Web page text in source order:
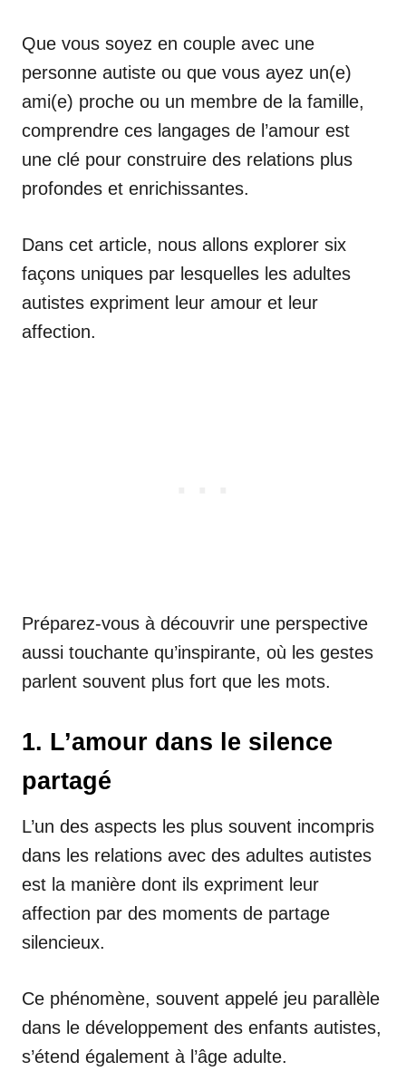
Que vous soyez en couple avec une
personne autiste ou que vous ayez un(e)
ami(e) proche ou un membre de la famille,
comprendre ces langages de l’amour est
une clé pour construire des relations plus
profondes et enrichissantes.
Dans cet article, nous allons explorer six
façons uniques par lesquelles les adultes
autistes expriment leur amour et leur
affection.
Préparez-vous à découvrir une perspective
aussi touchante qu’inspirante, où les gestes
parlent souvent plus fort que les mots.
1. L’amour dans le silence
partagé
L’un des aspects les plus souvent incompris
dans les relations avec des adultes autistes
est la manière dont ils expriment leur
affection par des moments de partage
silencieux.
Ce phénomène, souvent appelé jeu parallèle
dans le développement des enfants autistes,
s’étend également à l’âge adulte.